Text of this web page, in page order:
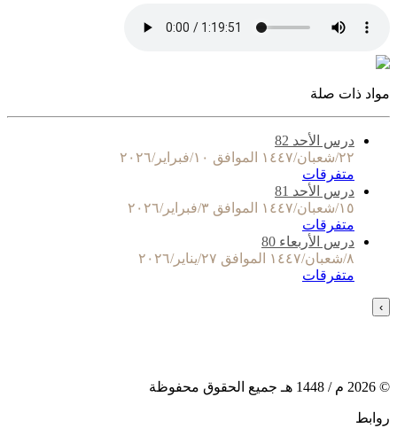
مواد ذات صلة
درس الأحد 82
٢٢/شعبان/١٤٤٧ الموافق ١٠/فبراير/٢٠٢٦
متفرقات
درس الأحد 81
١٥/شعبان/١٤٤٧ الموافق ٣/فبراير/٢٠٢٦
متفرقات
درس الأربعاء 80
٨/شعبان/١٤٤٧ الموافق ٢٧/يناير/٢٠٢٦
متفرقات
›
©
2026 م / 1448 هـ جميع الحقوق محفوظة
روابط